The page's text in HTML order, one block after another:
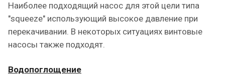
Наиболее подходящий насос для этой цели типа
"squeeze" использующий высокое давление при
перекачивании. В некоторых ситуациях винтовые
насосы также подходят.
Водопоглощение